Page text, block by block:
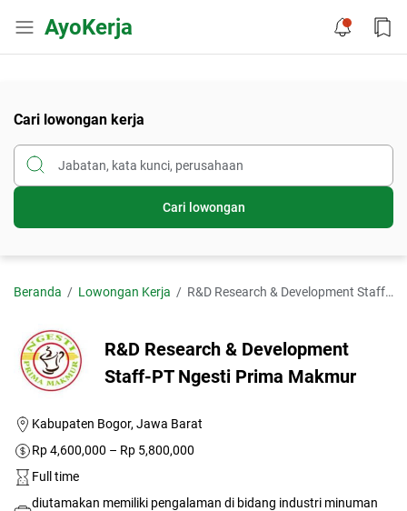
AyoKerja
Cari lowongan kerja
Cari lowongan
Beranda Lowongan Kerja R&D Research & Development Staff-PT Ngesti Prima Makmur
R&D Research & Development
Staff-PT Ngesti Prima Makmur
Kabupaten Bogor, Jawa Barat
Rp 4,600,000 – Rp 5,800,000
Full time
diutamakan memiliki pengalaman di bidang industri minuman